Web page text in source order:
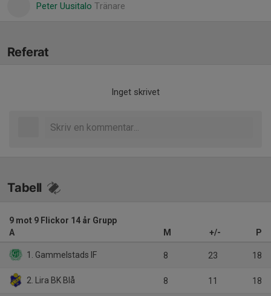
Peter Uusitalo Tränare
Referat
Inget skrivet
Tabell
9 mot 9 Flickor 14 år Grupp
A
M +/- P
1. Gammelstads IF 8 23 18
2. Lira BK Blå 8 11 18